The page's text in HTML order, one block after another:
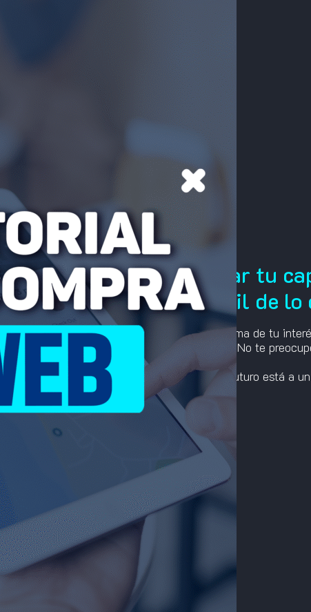
¡Comprar tu
más fácil de lo
Elige el programa de tu
¿Primera vez? No te
paso a paso.
¡Potenciar tu futuro está a